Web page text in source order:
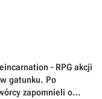
- RPG akcji
gatunku. Po
zapomnieli o